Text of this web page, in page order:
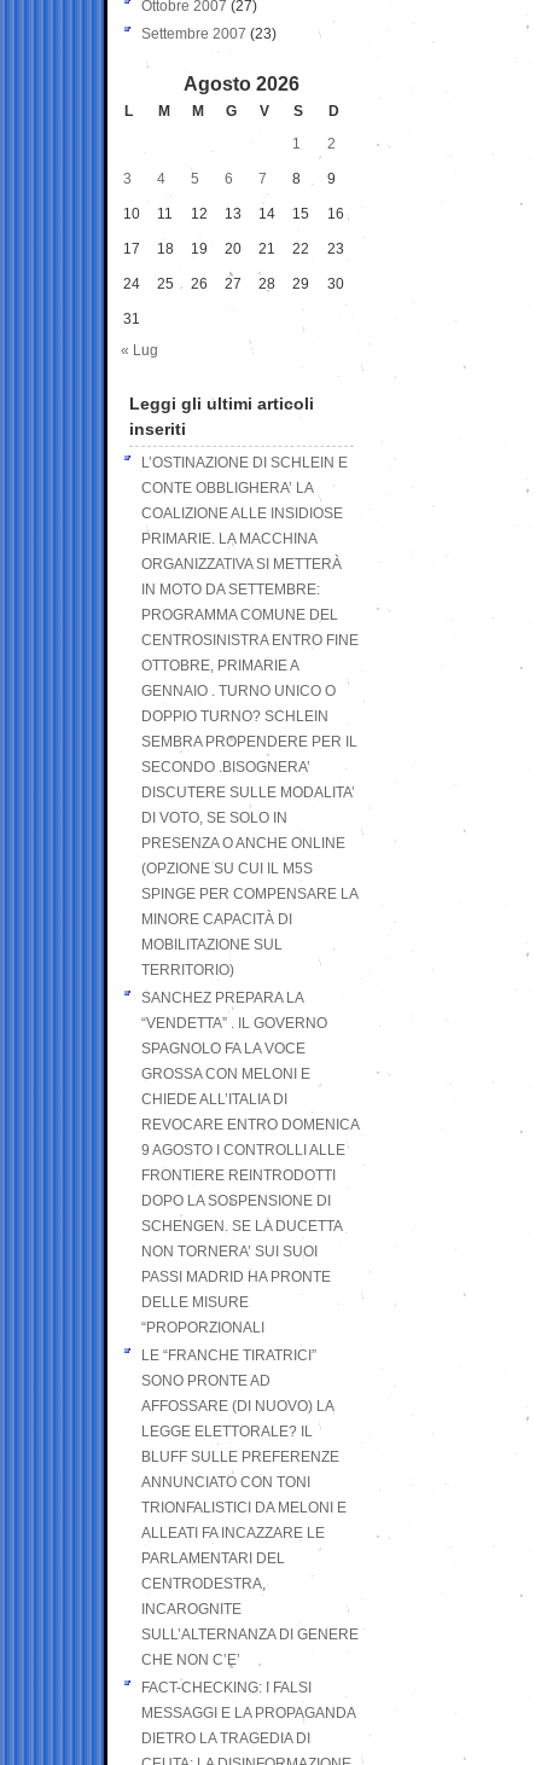
Ottobre 2007 (27)
Settembre 2007 (23)
Agosto 2026
L M M G V S
D
1
2
3 4 5 6 7 8 9
10 11 12 13 14 15 16
17 18 19 20 21 22 23
24 25 26 27 28 29 30
31
« Lug
Leggi gli ultimi articoli
inseriti
L’OSTINAZIONE DI SCHLEIN E
CONTE OBBLIGHERA’ LA
COALIZIONE ALLE INSIDIOSE
PRIMARIE. LA MACCHINA
ORGANIZZATIVA SI METTERÀ
IN MOTO DA SETTEMBRE:
PROGRAMMA COMUNE DEL
CENTROSINISTRA ENTRO FINE
OTTOBRE, PRIMARIE A
GENNAIO . TURNO UNICO O
DOPPIO TURNO? SCHLEIN
SEMBRA PROPENDERE PER IL
SECONDO .BISOGNERA’
DISCUTERE SULLE MODALITA’
DI VOTO, SE SOLO IN
PRESENZA O ANCHE ONLINE
(OPZIONE SU CUI IL M5S
SPINGE PER COMPENSARE LA
MINORE CAPACITÀ DI
MOBILITAZIONE SUL
TERRITORIO)
SANCHEZ PREPARA LA
“VENDETTA” . IL GOVERNO
SPAGNOLO FA LA VOCE
GROSSA CON MELONI E
CHIEDE ALL’ITALIA DI
REVOCARE ENTRO DOMENICA
9 AGOSTO I CONTROLLI ALLE
FRONTIERE REINTRODOTTI
DOPO LA SOSPENSIONE DI
SCHENGEN. SE LA DUCETTA
NON TORNERA’ SUI SUOI
PASSI MADRID HA PRONTE
DELLE MISURE
“PROPORZIONALI
LE “FRANCHE TIRATRICI”
SONO PRONTE AD
AFFOSSARE (DI NUOVO) LA
LEGGE ELETTORALE? IL
BLUFF SULLE PREFERENZE
ANNUNCIATO CON TONI
TRIONFALISTICI DA MELONI E
ALLEATI FA INCAZZARE LE
PARLAMENTARI DEL
CENTRODESTRA,
INCAROGNITE
SULL’ALTERNANZA DI GENERE
CHE NON C’E’
FACT-CHECKING: I FALSI
MESSAGGI E LA PROPAGANDA
DIETRO LA TRAGEDIA DI